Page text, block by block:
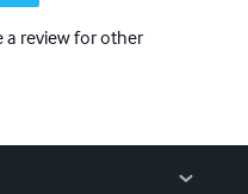
a review for other